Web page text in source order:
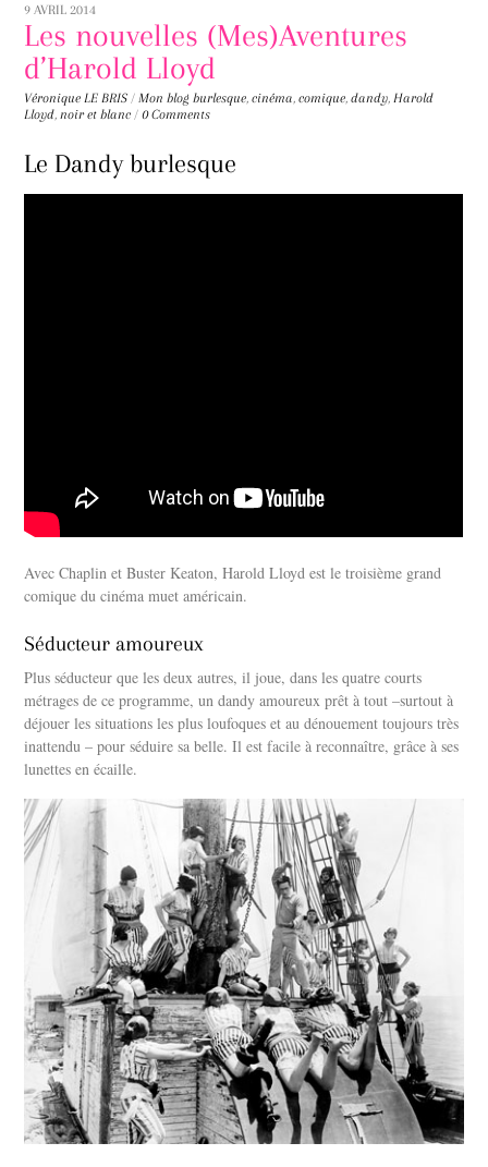
9 AVRIL 2014
Les nouvelles (Mes)Aventures
d’Harold Lloyd
Véronique LE BRIS / Mon blog burlesque,cinéma,comique,dandy, Harold
Lloyd, noir et blanc / 0 Comments
Le Dandy burlesque
Avec Chaplin et Buster Keaton, Harold Lloyd est le troisième grand
comique du cinéma muet américain.
Séducteur amoureux
Plus séducteur que les deux autres, il joue, dans les quatre courts
métrages de ce programme, un dandy amoureux prêt à tout –surtout à
déjouer les situations les plus loufoques et au dénouement toujours très
inattendu – pour séduire sa belle. Il est facile à reconnaître, grâce à ses
lunettes en écaille.